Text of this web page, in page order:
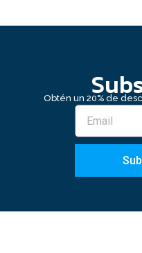
Obtén un 20% de